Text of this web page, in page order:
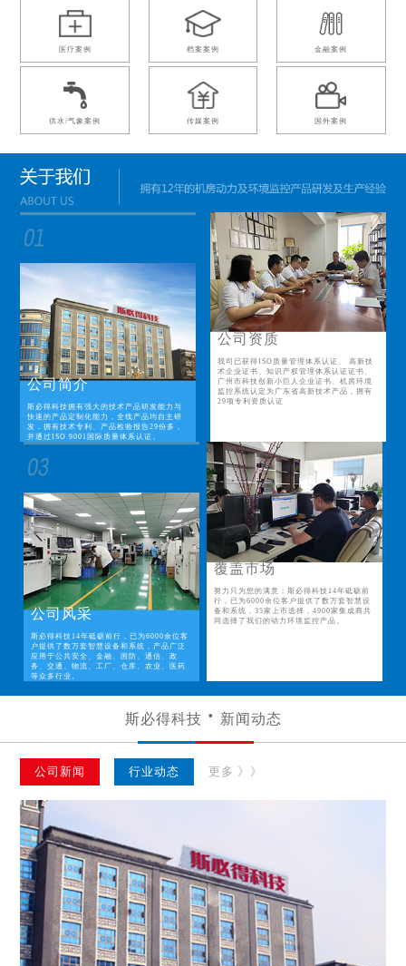
医疗案例 档案案例 金融案例
供水/气象案例 传媒案例 国外案例
公司简介
斯必得科技拥有强大的技术产品研发能力与
快速的产品定制化能力，全线产品均自主研
发，拥有技术专利、产品检验报告29份多，
并通过ISO 9001国际质量体系认证。
公司资质
我司已获得ISO质量管理体系认证、 高新技
术企业证书、知识产权管理体系认证证书、
广州市科技创新小巨人企业证书、机房环境
监控系统认定为广东省高新技术产品，拥有
29项专利资质认证
公司风采
斯必得科技14年砥砺前行，已为6000余位客
户提供了数万套智慧设备和系统，产品广泛
应用于公共安全、金融、国防、通信、政
务、交通、物流、工厂、仓库、农业、医药
等众多行业。
覆盖市场
努力只为您的满意；斯必得科技14年砥砺前
行，已为6000余位客户提供了数万套智慧设
备和系统，35家上市选择，4900家集成商共
同选择了我们的动力环境监控产品。
斯必得科技 新闻动态
公司新闻 行业动态 更多 》》